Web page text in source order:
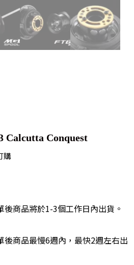
Calcutta Conquest
購
商品將於1-3個工作日內出貨。
商品最慢6週內，最快2週左右出